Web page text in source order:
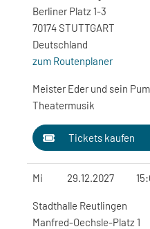
Berliner Platz 1-3
70174 STUTTGART
Deutschland
zum Routenplaner
Meister Eder und sein
Theatermusik
Tickets kaufen
Mi 29.12.2027
Stadthalle Reutlingen
Manfred-Oechsle-Platz 1